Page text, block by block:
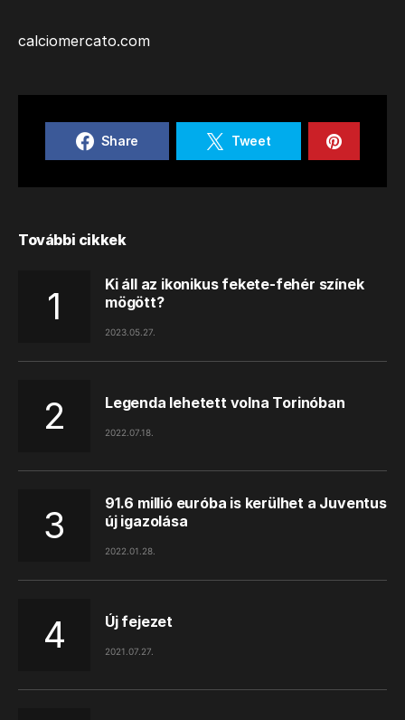
calciomercato.com
Share Tweet
További cikkek
Ki áll az ikonikus fekete-fehér színek
mögött?
2023.05.27.
Legenda lehetett volna Torinóban
2022.07.18.
91.6 millió euróba is kerülhet a Juventus
új igazolása
2022.01.28.
Új fejezet
2021.07.27.